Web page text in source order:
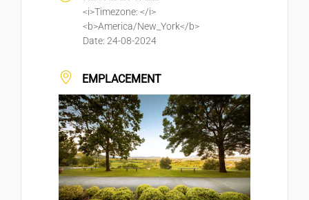
<i>Timezone: </i>
<b>America/New_York</b>
Date: 24-08-2024
EMPLACEMENT